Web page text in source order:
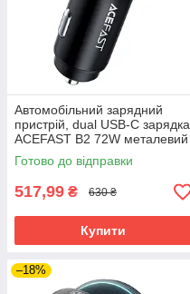
Автомобільний зарядний
пристрій, dual USB-C зарядка
ACEFAST B2 72W металевий
корпус, дисплей
Готово до відправки
517,99 ₴ 630 ₴
Купити
–18%